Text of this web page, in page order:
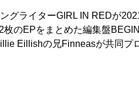
グライターGIRL IN REDが
のEPをまとめた編集盤
Eillishの兄Finneasが共同プ